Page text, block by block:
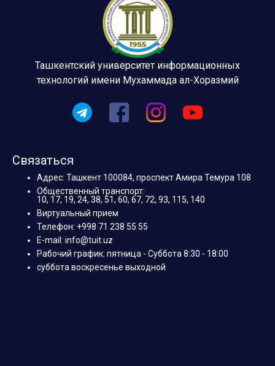
Ташкентский университет информационных
технологий имени Мухаммада ал-Хоразмий
Связаться
Адрес: Ташкент 100084, проспект Амира Темура 108
Общественный транспорт:
10, 17, 19, 24, 38, 51, 60, 67, 72, 93, 115, 140
Виртуальный прием
Телефон: +998 71 238 55 55
E-mail: info@tuit.uz
Рабочий график: пятница - Суббота 8:30 - 18:00
суббота воскресенье выходной